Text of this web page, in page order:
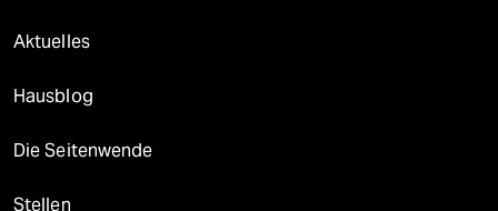
Aktuelles
Hausblog
Die Seitenwende
Stellen